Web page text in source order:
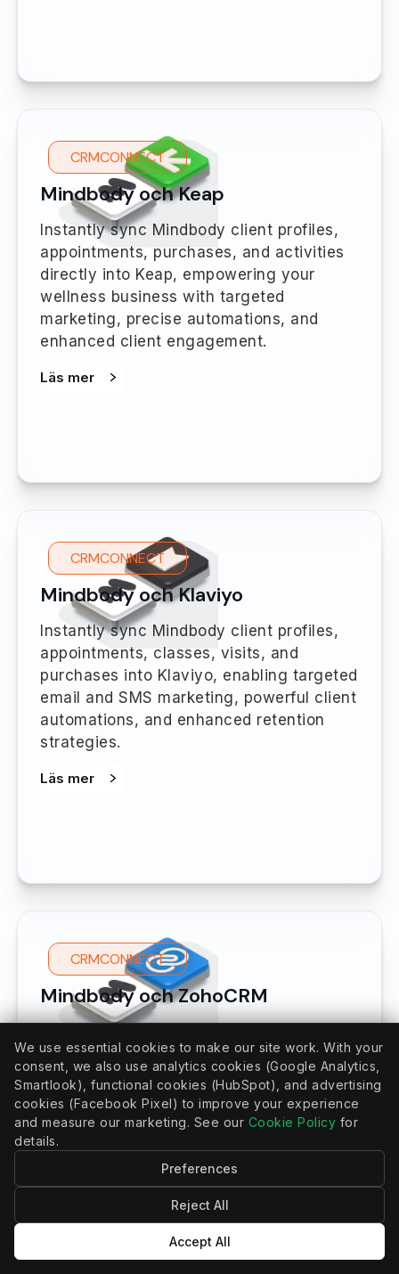
CRMCONNECT
Mindbody och Keap
Instantly sync Mindbody client profiles,
appointments, purchases, and activities
directly into Keap, empowering your
wellness business with targeted
marketing, precise automations, and
enhanced client engagement.
Läs mer
CRMCONNECT
Mindbody och Klaviyo
Instantly sync Mindbody client profiles,
appointments, classes, visits, and
purchases into Klaviyo, enabling targeted
email and SMS marketing, powerful client
automations, and enhanced retention
strategies.
Läs mer
CRMCONNECT
Mindbody och ZohoCRM
including appointments, memberships,
contracts, purchases, and payments—
directly into Zoho CRM's custom objects.
Automate operations, generate insightful
reports, and craft personalized client
interactions with precision.
We use essential cookies to make our site work. With your
consent, we also use analytics cookies (Google Analytics,
Smartlook), functional cookies (HubSpot), and advertising
cookies (Facebook Pixel) to improve your experience
and measure our marketing. See our Cookie Policy for
details.
Preferences
Reject All
Accept All